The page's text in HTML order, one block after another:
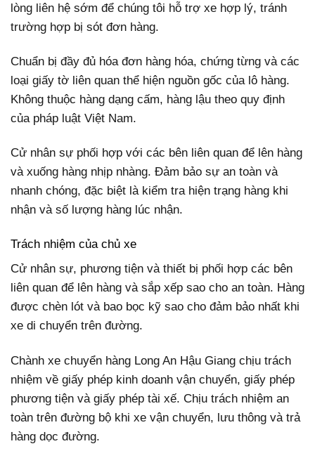
lòng liên hệ sớm để chúng tôi hỗ trợ xe hợp lý, tránh
trường hợp bị sót đơn hàng.
Chuẩn bị đầy đủ hóa đơn hàng hóa, chứng từng và các
loại giấy tờ liên quan thể hiện nguồn gốc của lô hàng.
Không thuộc hàng dạng cấm, hàng lậu theo quy định
của pháp luật Việt Nam.
Cử nhân sự phối hợp với các bên liên quan để lên hàng
và xuống hàng nhịp nhàng. Đảm bảo sự an toàn và
nhanh chóng, đặc biệt là kiểm tra hiện trạng hàng khi
nhận và số lượng hàng lúc nhận.
Trách nhiệm của chủ xe
Cử nhân sự, phương tiện và thiết bị phối hợp các bên
liên quan để lên hàng và sắp xếp sao cho an toàn. Hàng
được chèn lót và bao bọc kỹ sao cho đảm bảo nhất khi
xe di chuyển trên đường.
Chành xe chuyển hàng Long An Hậu Giang chịu trách
nhiệm về giấy phép kinh doanh vận chuyển, giấy phép
phương tiện và giấy phép tài xế. Chịu trách nhiệm an
toàn trên đường bộ khi xe vận chuyển, lưu thông và trả
hàng dọc đường.